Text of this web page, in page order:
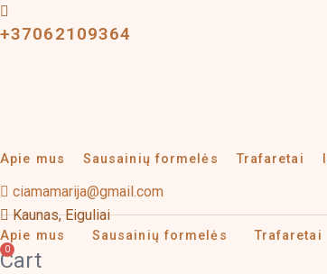
Pereiti
prie
+37062109364
Apie mus Sausainių formelės Trafaretai
ciamamarija@gmail.com
Kaunas, Eiguliai
0
Cart
Apie mus Sausainių formelės Trafaretai